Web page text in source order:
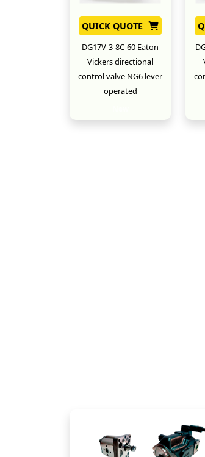
QUICK QUOTE
DG17V-3-8C-60 Eaton
Vickers directional
control valve NG6 lever
operated